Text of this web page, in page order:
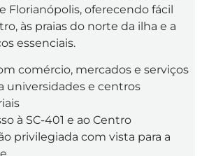
Florianópolis, oferecendo fácil
às praias do norte da ilha e a
essenciais.
comércio, mercados e serviços
universidades e centros
à SC-401 e ao Centro
privilegiada com vista para a